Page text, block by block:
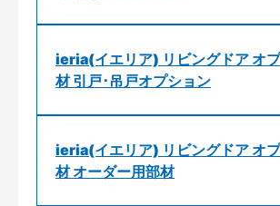
ieria(イエリア) リビングドア オ
材 引戸･吊戸オプション
ieria(イエリア) リビングドア オ
材 オーダー用部材